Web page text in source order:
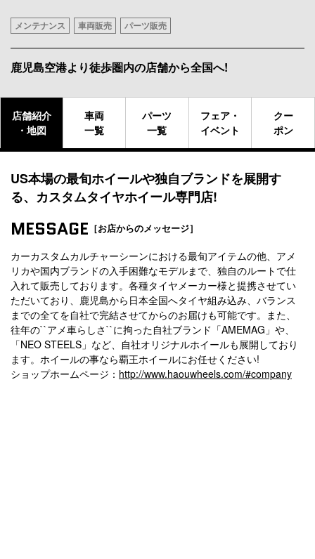
メンテナンス 車両販売 パーツ販売
鹿児島空港より徒歩圏内の店舗から全国へ!
店舗紹介
・地図
車両
一覧
パーツ
一覧
フェア・
イベント
クー
ポン
US本場の最旬ホイールや独自ブランドを展開す
る、カスタムタイヤホイール専門店!
MESSAGE ［お店からのメッセージ］
カーカスタムカルチャーシーンにおける最旬アイテムの他、アメ
リカや国内ブランドの入手困難なモデルまで、独自のルートで仕
入れて販売しております。各種タイヤメーカー様と提携させてい
ただいており、鹿児島から日本全国へタイヤ組み込み、バランス
までの全てを自社で完結させてからのお届けも可能です。また、
往年の``アメ車らしさ``に拘った自社ブランド「AMEMAG」や、
「NEO STEELS」など、自社オリジナルホイールも展開しており
ます。ホイールの事なら覇王ホイールにお任せください!
ショップホームページ： http://www.haouwheels.com/#company